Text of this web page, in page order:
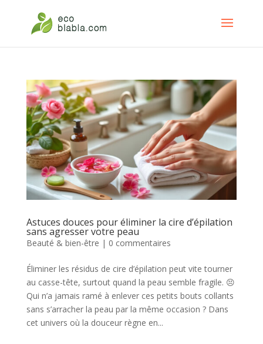
Astuces douces pour éliminer la cire d’épilation
sans agresser votre peau
Beauté & bien-être | 0 commentaires
Éliminer les résidus de cire d’épilation peut vite tourner
au casse-tête, surtout quand la peau semble fragile. 😣
Qui n’a jamais ramé à enlever ces petits bouts collants
sans s’arracher la peau par la même occasion ? Dans
cet univers où la douceur règne en...